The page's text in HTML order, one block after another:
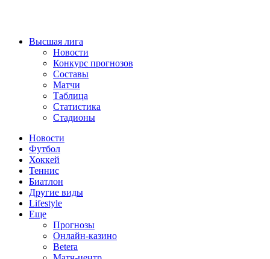
Высшая лига
Новости
Конкурс прогнозов
Составы
Матчи
Таблица
Статистика
Стадионы
Новости
Футбол
Хоккей
Теннис
Биатлон
Другие виды
Lifestyle
Еще
Прогнозы
Онлайн-казино
Betera